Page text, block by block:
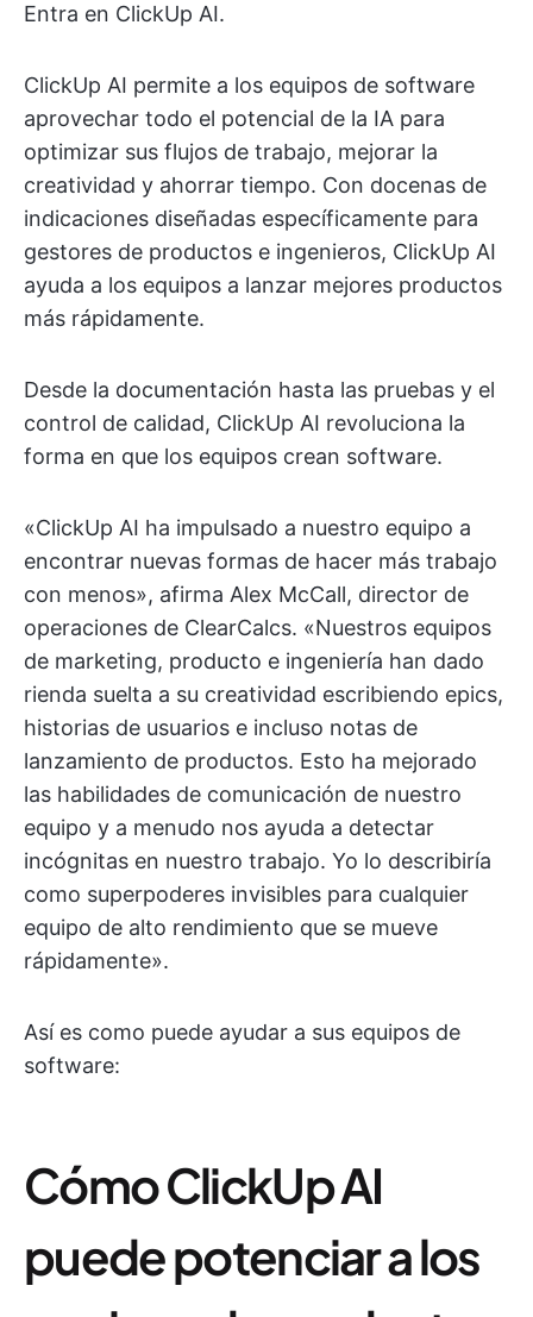
Entra en ClickUp AI.
ClickUp AI permite a los equipos de software
aprovechar todo el potencial de la IA para
optimizar sus flujos de trabajo, mejorar la
creatividad y ahorrar tiempo. Con docenas de
indicaciones diseñadas específicamente para
gestores de productos e ingenieros, ClickUp AI
ayuda a los equipos a lanzar mejores productos
más rápidamente.
Desde la documentación hasta las pruebas y el
control de calidad, ClickUp AI revoluciona la
forma en que los equipos crean software.
«ClickUp AI ha impulsado a nuestro equipo a
encontrar nuevas formas de hacer más trabajo
con menos», afirma Alex McCall, director de
operaciones de ClearCalcs. «Nuestros equipos
de marketing, producto e ingeniería han dado
rienda suelta a su creatividad escribiendo epics,
historias de usuarios e incluso notas de
lanzamiento de productos. Esto ha mejorado
las habilidades de comunicación de nuestro
equipo y a menudo nos ayuda a detectar
incógnitas en nuestro trabajo. Yo lo describiría
como superpoderes invisibles para cualquier
equipo de alto rendimiento que se mueve
rápidamente».
Así es como puede ayudar a sus equipos de
software:
Cómo ClickUp AI
puede potenciar a los